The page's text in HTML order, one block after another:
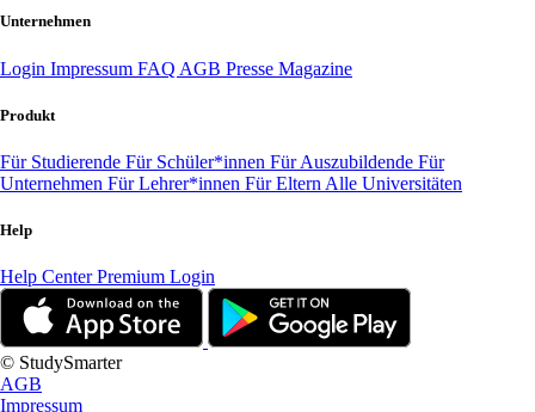
Unternehmen
Login Impressum FAQ AGB Presse Magazine
Produkt
Für Studierende Für Schüler*innen Für Auszubildende Für
Unternehmen Für Lehrer*innen Für Eltern Alle Universitäten
Help
Help CenterPremium Login
© StudySmarter
AGB
Impressum